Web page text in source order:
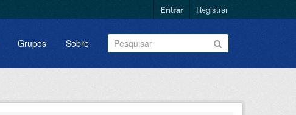
Entrar Registrar
Grupos Sobre